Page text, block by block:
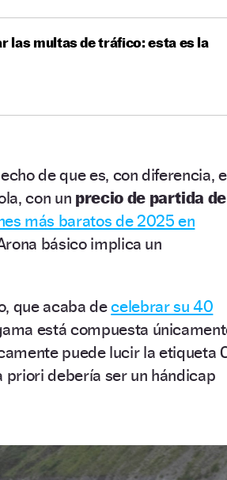
las multas de tráfico: esta es la
de que es, con diferencia,
con un precio de partida de
más baratos de 2025 en
básico implica un
que acaba decelebrar su 40
está compuesta
puede lucir la etiqueta
priori debería ser un hándicap